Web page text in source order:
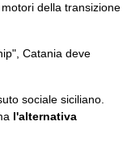
della transizione
Catania deve
sociale siciliano.
l'alternativa